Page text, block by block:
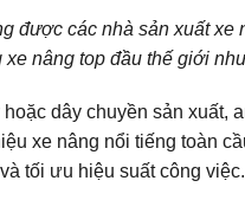
được các nhà sản xuất
nâng top đầu thế giới
dây chuyền sản xuất,
xe nâng nổi tiếng toàn
tối ưu hiệu suất công việc.